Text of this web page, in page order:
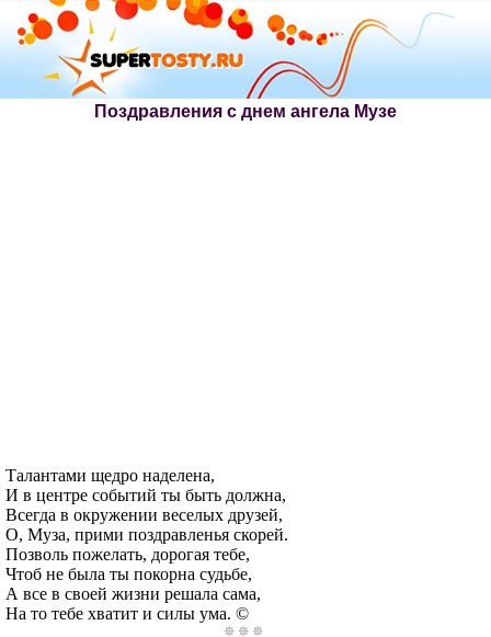
Поздравления с днем ангела Музе
Талантами щедро наделена,
И в центре событий ты быть должна,
Всегда в окружении веселых друзей,
О, Муза, прими поздравленья скорей.
Позволь пожелать, дорогая тебе,
Чтоб не была ты покорна судьбе,
А все в своей жизни решала сама,
На то тебе хватит и силы ума. ©